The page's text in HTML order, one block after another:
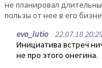
не планировал
пользы от нее в его
evo_lutio22.07.18
Инициатива встреч
не про этого онегина.